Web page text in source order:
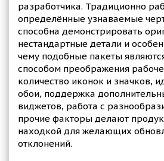
разработчика. Традиционно
определённые узнаваемые
способна демонстрировать
нестандартные детали и
чему подобные пакеты
способом преображения
количество иконок и значков,
обои, поддержка
виджетов, работа с
прочие факторы делают
находкой для желающих
отклонений.